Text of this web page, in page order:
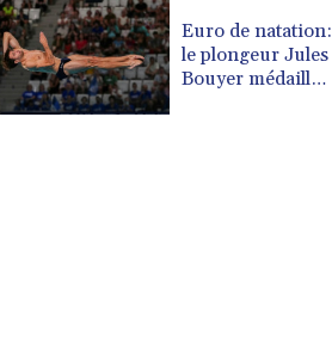
Euro de natation:
le plongeur Jules
Bouyer médaillé